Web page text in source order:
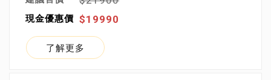
$19990
了解更多